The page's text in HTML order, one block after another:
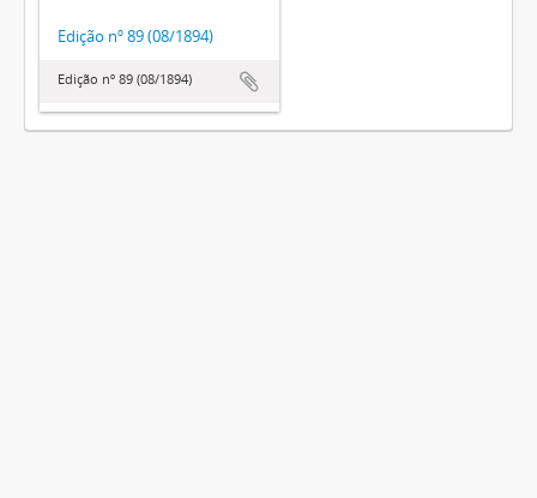
Edição nº 89 (08/1894)
Edição nº 89 (08/1894)